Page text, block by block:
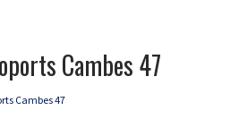
Cambes 47
Cambes 47